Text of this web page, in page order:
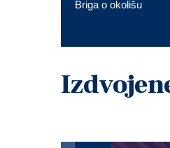
Briga o okolišu